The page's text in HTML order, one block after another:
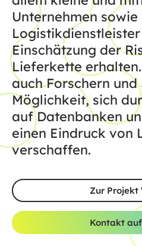
Unternehmen sowie
Einschätzung der
Lieferkette
auch Forschern
Möglichkeit, sich
auf Datenbanken
einen Eindruck von
verschaffen.
Zur Projekt
Kontakt